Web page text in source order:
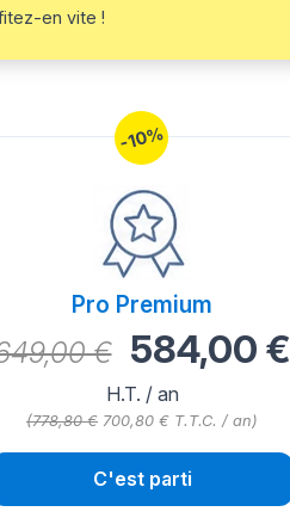
en vite !
Pro Premium
€ 584,00 €
-10%
H.T. / an
(778,80 € 700,80 € T.T.C. / an)
C'est parti